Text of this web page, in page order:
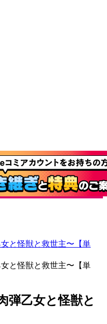
と怪獣と救世主〜【単
と怪獣と救世主〜【単
弾乙女と怪獣と